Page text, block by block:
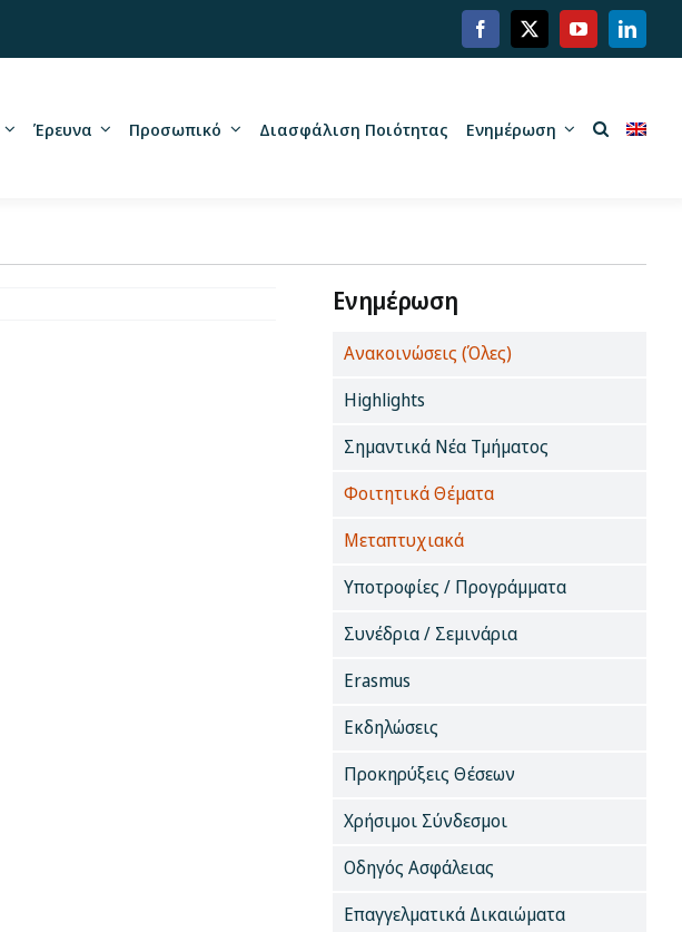
Έρευνα Προσωπικό Διασφάλιση Ποιότητας Ενημέρωση
Ενημέρωση
Ανακοινώσεις (Όλες)
Highlights
Σημαντικά Νέα Τμήματος
Φοιτητικά Θέματα
Μεταπτυχιακά
Υποτροφίες / Προγράμματα
Συνέδρια / Σεμινάρια
Erasmus
Εκδηλώσεις
Προκηρύξεις Θέσεων
Χρήσιμοι Σύνδεσμοι
Οδηγός Ασφάλειας
Επαγγελματικά Δικαιώματα